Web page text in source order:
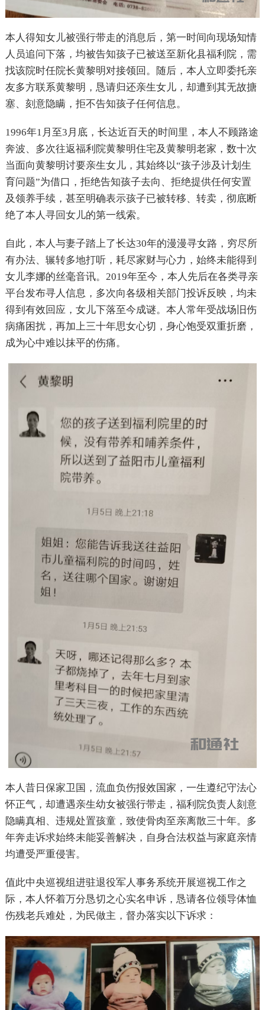
本人得知女儿被强行带走的消息后，第一时间向现场知情
人员追问下落，均被告知孩子已被送至新化县福利院，需
找该院时任院长黄黎明对接领回。随后，本人立即委托亲
友多方联系黄黎明，恳请归还亲生女儿，却遭到其无故搪
塞、刻意隐瞒，拒不告知孩子任何信息。
1996年1月至3月底，长达近百天的时间里，本人不顾路途
奔波、多次往返福利院黄黎明住宅及黄黎明老家，数十次
当面向黄黎明讨要亲生女儿，其始终以“孩子涉及计划生
育问题”为借口，拒绝告知孩子去向、拒绝提供任何安置
及领养手续，甚至明确表示孩子已被转移、转卖，彻底断
绝了本人寻回女儿的第一线索。
自此，本人与妻子踏上了长达30年的漫漫寻女路，穷尽所
有办法、辗转多地打听，耗尽家财与心力，始终未能得到
女儿李娜的丝毫音讯。2019年至今，本人先后在各类寻亲
平台发布寻人信息，多次向各级相关部门投诉反映，均未
得到有效回应，女儿下落至今成谜。本人常年受战场旧伤
病痛困扰，再加上三十年思女心切，身心饱受双重折磨，
成为心中难以抹平的伤痛。
本人昔日保家卫国，流血负伤报效国家，一生遵纪守法心
怀正气，却遭遇亲生幼女被强行带走，福利院负责人刻意
隐瞒真相、违规处置孩童，致使骨肉至亲离散三十年。多
年奔走诉求始终未能妥善解决，自身合法权益与家庭亲情
均遭受严重侵害。
值此中央巡视组进驻退役军人事务系统开展巡视工作之
际，本人怀着万分恳切之心实名申诉，恳请各位领导体恤
伤残老兵难处，为民做主，督办落实以下诉求：